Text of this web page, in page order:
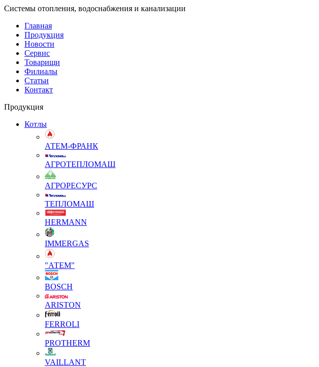
Системы отопления, водоснабжения и канализации
Главная
Продукция
Новости
Сервис
Товарищи
Филиалы
Статьи
Контакт
Продукция
Котлы
АТЕМ-ФРАНК
АГРОТЕПЛОМАШ
АГРОРЕСУРС
ТЕПЛОМАШ
HERMANN
IMMERGAS
"АТЕМ"
BOSCH
ARISTON
FERROLI
PROTHERM
VAILLANT